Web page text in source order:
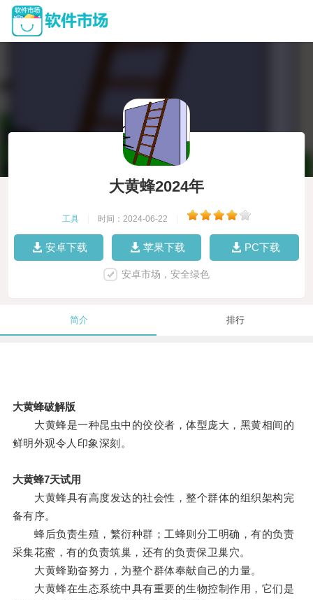
大黄蜂2024年
工具 时间：2024-06-22
安卓下载 苹果下载 PC下载
安卓市场，安全绿色
简介 排行
大黄蜂破解版
大黄蜂是一种昆虫中的佼佼者，体型庞大，黑黄相间的
鲜明外观令人印象深刻。
大黄蜂7天试用
大黄蜂具有高度发达的社会性，整个群体的组织架构完
备有序。
蜂后负责生殖，繁衍种群；工蜂则分工明确，有的负责
采集花蜜，有的负责筑巢，还有的负责保卫巢穴。
大黄蜂勤奋努力，为整个群体奉献自己的力量。
大黄蜂在生态系统中具有重要的生物控制作用，它们是